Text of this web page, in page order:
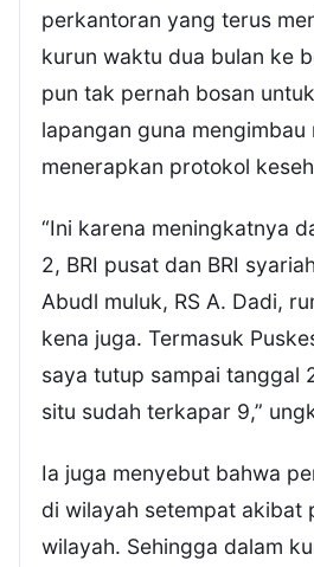
perkantoran yang terus
kurun waktu dua bulan ke
pun tak pernah bosan
lapangan guna
menerapkan protokol
“Ini karena meningkatnya
2, BRI pusat dan BRI
Abudl muluk, RS A. Dadi,
kena juga. Termasuk
saya tutup sampai tanggal
situ sudah terkapar 9,”
Ia juga menyebut bahwa
di wilayah setempat akibat
wilayah. Sehingga dalam